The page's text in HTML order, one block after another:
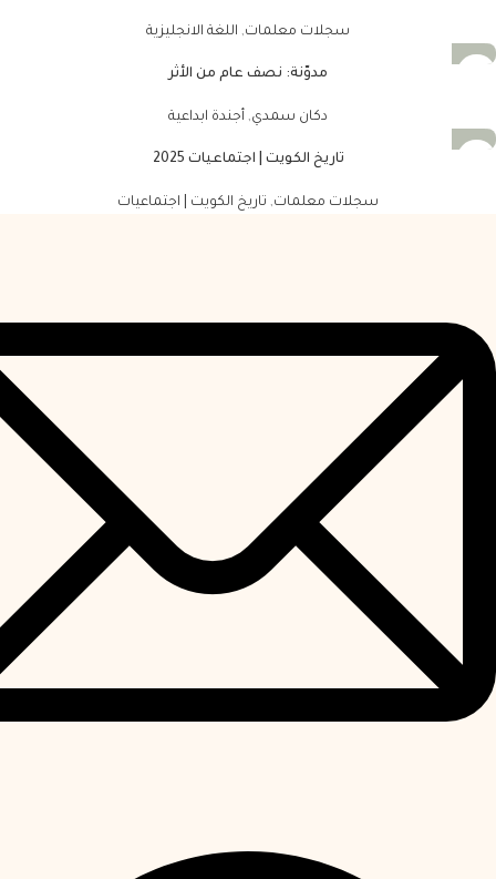
سجلات معلمات, اللغة الانجليزية
مدوّنة: نصف عام من الأثر
دكان سمدي, أجندة ابداعية
تاريخ الكويت | اجتماعيات 2025
سجلات معلمات, تاريخ الكويت | اجتماعيات